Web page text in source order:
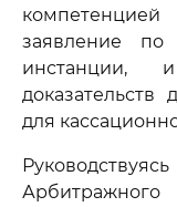
заявление
инстанции,
для